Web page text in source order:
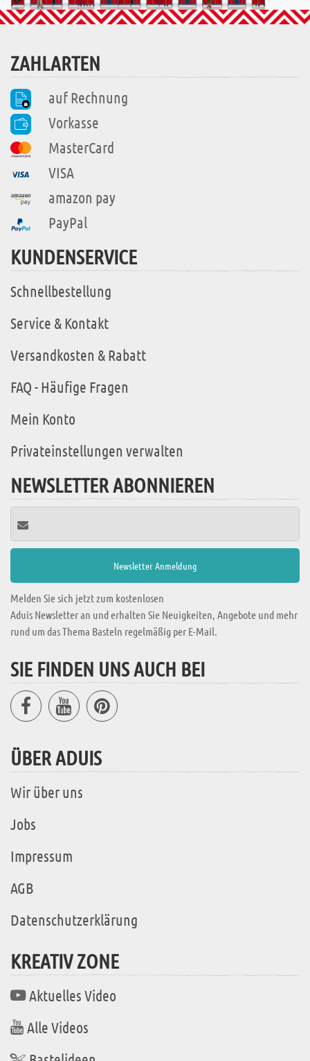
ZAHLARTEN
auf Rechnung
Vorkasse
MasterCard
VISA
amazon pay
PayPal
KUNDENSERVICE
Schnellbestellung
Service & Kontakt
Versandkosten & Rabatt
FAQ - Häufige Fragen
Mein Konto
Privateinstellungen verwalten
NEWSLETTER ABONNIEREN
Melden Sie sich jetzt zum kostenlosen
Aduis Newsletter an und erhalten Sie Neuigkeiten, Angebote und mehr
rund um das Thema Basteln regelmäßig per E-Mail.
SIE FINDEN UNS AUCH BEI
ÜBER ADUIS
Wir über uns
Jobs
Impressum
AGB
Datenschutzerklärung
KREATIV ZONE
Aktuelles Video
Alle Videos